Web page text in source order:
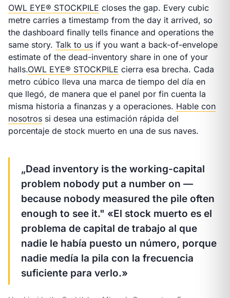
OWL EYE® STOCKPILE closes the gap. Every cubic
metre carries a timestamp from the day it arrived, so
the dashboard finally tells finance and operations the
same story. Talk to us if you want a back-of-envelope
estimate of the dead-inventory share in one of your
halls.OWL EYE® STOCKPILE cierra esa brecha. Cada
metro cúbico lleva una marca de tiempo del día en
que llegó, de manera que el panel por fin cuenta la
misma historia a finanzas y a operaciones. Hable con
nosotros si desea una estimación rápida del
porcentaje de stock muerto en una de sus naves.
„Dead inventory is the working-capital
problem nobody put a number on —
because nobody measured the pile often
enough to see it." «El stock muerto es el
problema de capital de trabajo al que
nadie le había puesto un número, porque
nadie medía la pila con la frecuencia
suficiente para verlo.»